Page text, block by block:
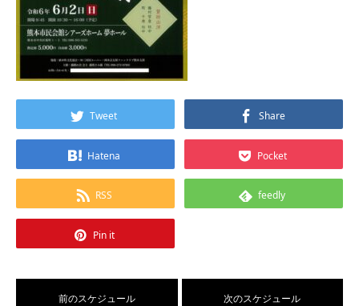
Tweet Share
Hatena Pocket
RSS feedly
Pin it
前のスケジュール 次のスケジュール